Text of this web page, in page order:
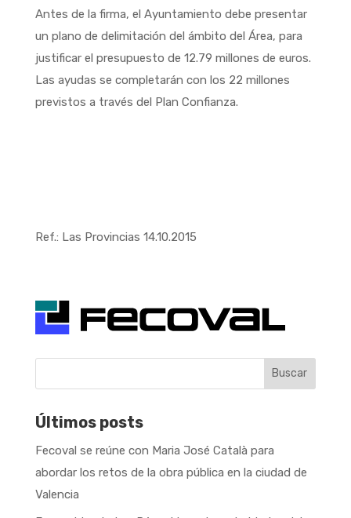
Antes de la firma, el Ayuntamiento debe presentar
un plano de delimitación del ámbito del Área, para
justificar el presupuesto de 12.79 millones de euros.
Las ayudas se completarán con los 22 millones
previstos a través del Plan Confianza.
Ref.: Las Provincias 14.10.2015
Buscar
Últimos posts
Fecoval se reúne con Maria José Català para
abordar los retos de la obra pública en la ciudad de
Valencia